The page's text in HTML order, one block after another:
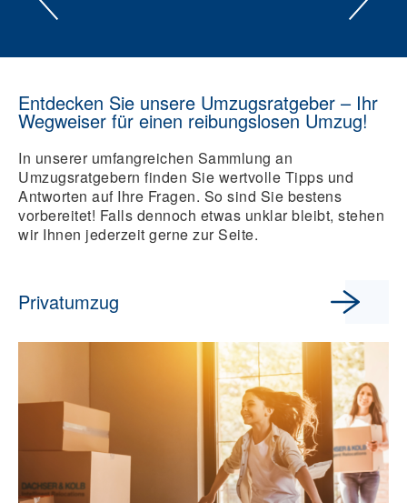
Entdecken Sie unsere Umzugsratgeber – Ihr
Wegweiser für einen reibungslosen Umzug!
In unserer umfangreichen Sammlung an
Umzugsratgebern finden Sie wertvolle Tipps und
Antworten auf Ihre Fragen. So sind Sie bestens
vorbereitet! Falls dennoch etwas unklar bleibt, stehen
wir Ihnen jederzeit gerne zur Seite.
Privatumzug